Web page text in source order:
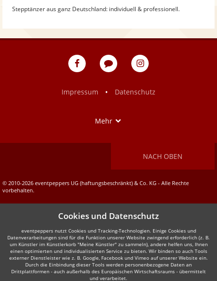
Stepptänzer aus ganz Deutschland: individuell & professionell.
eventpeppers
Blog
eventpeppers
Impressum
• Datenschutz
Mehr
NACH OBEN
© 2010-2026 eventpeppers UG (haftungsbeschränkt) & Co. KG - Alle Rechte
vorbehalten.
Cookies und Datenschutz
eventpeppers nutzt Cookies und Tracking-Technologien. Einige Cookies und
Datenverarbeitungen sind für die Funktion unserer Website zwingend erforderlich (z. B.
um Künstler im Künstlerkorb "Meine Künstler" zu sammeln), andere helfen uns, Ihnen
einen optimierten und individualisierten Service zu bieten. Wir binden so auch Tools
externer Dienstleister wie z. B. Google, Facebook und Vimeo auf unserer Website ein.
Durch die Einbindung dieser Tools werden personenbezogene Daten an
Drittplattformen - auch außerhalb des Europäischen Wirtschaftsraums - übermittelt
und verarbeitet.